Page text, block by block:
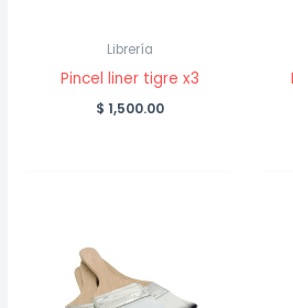
Librería
Pincel liner tigre x3
$ 1,500.00